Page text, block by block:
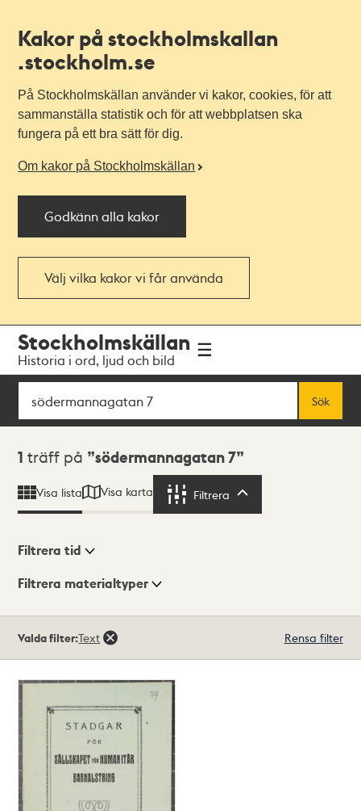
Kakor på stockholmskallan
.stockholm.se
På Stockholmskällan använder vi kakor, cookies, för att
sammanställa statistik och för att webbplatsen ska
fungera på ett bra sätt för dig.
Om kakor på Stockholmskällan
Godkänn alla kakor
Välj vilka kakor vi får använda
navigationen
huvudinnehållet
Stockholmskällan
Historia i ord, ljud och bild
Sök
Sök
Sökresultat
1 träff på södermannagatan 7
Visa lista Visa karta Filtrera
Visningsläge
Filtrera tid
Filtrera materialtyper
träffar
Valda filter:Text Rensa filter